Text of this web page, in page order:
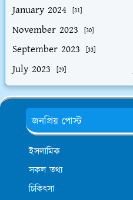
January 2024 [31]
November 2023 [30]
September 2023 [33]
July 2023 [29]
জনপ্রিয় পোস্ট
ইসলামিক
সকল তথ্য
চিকিৎসা